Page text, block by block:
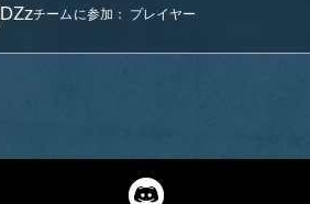
DZzチームに参加： プレイヤー